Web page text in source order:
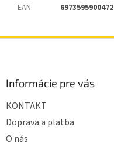
EAN: 6973595900472
Informácie pre vás
KONTAKT
Doprava a platba
O nás